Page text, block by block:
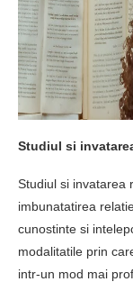
Studiul si
Studiul si invatarea
imbunatatirea
cunostinte si
modalitatile prin
intr-un mod mai